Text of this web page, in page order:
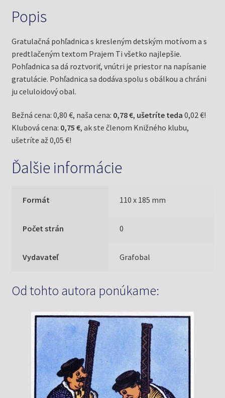
Popis
Gratulačná pohľadnica s kresleným detským motívom a s
predtlačeným textom Prajem Ti všetko najlepšie.
Pohľadnica sa dá roztvoriť, vnútri je priestor na napísanie
gratulácie. Pohľadnica sa dodáva spolu s obálkou a chráni
ju celuloidový obal.
Bežná cena: 0,80 €, naša cena: 0,78 €, ušetríte teda 0,02 €!
Klubová cena: 0,75 €, ak ste členom Knižného klubu,
ušetríte až 0,05 €!
Ďalšie informácie
Formát 110 x 185 mm
Počet strán 0
Vydavateľ Grafobal
Od tohto autora ponúkame: